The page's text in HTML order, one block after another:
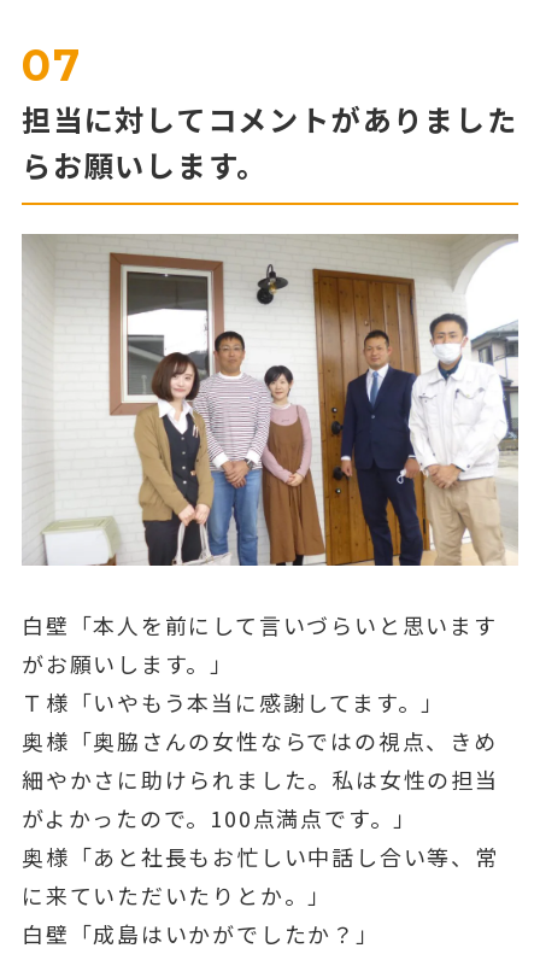
07
担当に対してコメントがありました
らお願いします。
白壁「本人を前にして言いづらいと思います
がお願いします。」
Ｔ様「いやもう本当に感謝してます。」
奥様「奥脇さんの女性ならではの視点、きめ
細やかさに助けられました。私は女性の担当
がよかったので。100点満点です。」
奥様「あと社長もお忙しい中話し合い等、常
に来ていただいたりとか。」
白壁「成島はいかがでしたか？」